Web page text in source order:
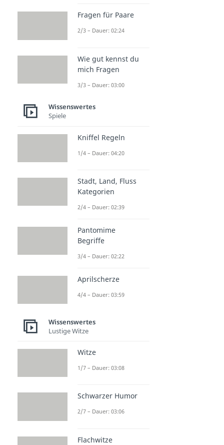
Fragen für Paare
2/3 – Dauer: 02:24
Wie gut kennst du
mich Fragen
3/3 – Dauer: 03:00
Wissenswertes
Spiele
Kniffel Regeln
1/4 – Dauer: 04:20
Stadt, Land, Fluss
Kategorien
2/4 – Dauer: 02:39
Pantomime
Begriffe
3/4 – Dauer: 02:22
Aprilscherze
4/4 – Dauer: 03:59
Wissenswertes
Lustige Witze
Witze
1/7 – Dauer: 03:08
Schwarzer Humor
2/7 – Dauer: 03:06
Flachwitze